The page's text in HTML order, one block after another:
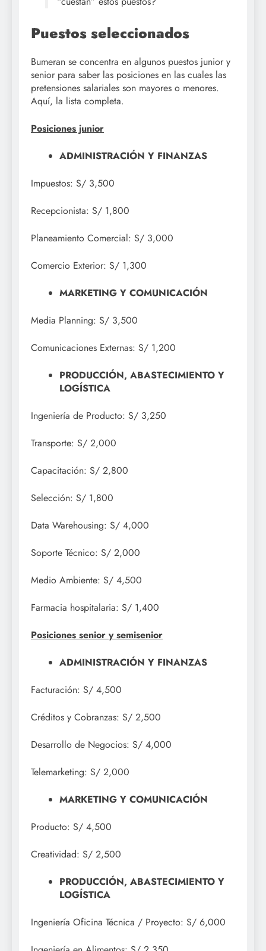
Puestos seleccionados
Bumeran se concentra en algunos puestos junior y
senior para saber las posiciones en las cuales las
pretensiones salariales son mayores o menores.
Aquí, la lista completa.
Posiciones junior
ADMINISTRACIÓN Y FINANZAS
Impuestos: S/ 3,500
Recepcionista: S/ 1,800
Planeamiento Comercial: S/ 3,000
Comercio Exterior: S/ 1,300
MARKETING Y COMUNICACIÓN
Media Planning: S/ 3,500
Comunicaciones Externas: S/ 1,200
PRODUCCIÓN, ABASTECIMIENTO Y
LOGÍSTICA
Ingeniería de Producto: S/ 3,250
Transporte: S/ 2,000
Capacitación: S/ 2,800
Selección: S/ 1,800
Data Warehousing: S/ 4,000
Soporte Técnico: S/ 2,000
Medio Ambiente: S/ 4,500
Farmacia hospitalaria: S/ 1,400
Posiciones senior y semisenior
ADMINISTRACIÓN Y FINANZAS
Facturación: S/ 4,500
Créditos y Cobranzas: S/ 2,500
Desarrollo de Negocios: S/ 4,000
Telemarketing: S/ 2,000
MARKETING Y COMUNICACIÓN
Producto: S/ 4,500
Creatividad: S/ 2,500
PRODUCCIÓN, ABASTECIMIENTO Y
LOGÍSTICA
Ingeniería Oficina Técnica / Proyecto: S/ 6,000